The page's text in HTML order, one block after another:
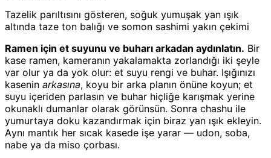
Tazelik parıltısını gösteren, soğuk yumuşak yan ışık
altında taze ton balığı ve somon sashimi yakın çekimi
Ramen için et suyunu ve buharı arkadan aydınlatın. Bir
kase ramen, kameranın yakalamakta zorlandığı iki şeyle
var olur ya da yok olur: et suyu rengi ve buhar. Işığınızı
kasenin arkasına, koyu bir arka planın önüne koyun; et
suyu içeriden parlasın ve buhar hiçliğe karışmak yerine
okunaklı dumanlar olarak görünsün. Sonra chashu ile
yumurtaya doku kazandırmak için biraz yan ışık ekleyin.
Aynı mantık her sıcak kasede işe yarar — udon, soba,
nabe ya da miso çorbası.